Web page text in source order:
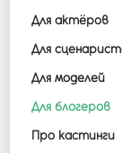
Для актёров
Для
Для моделей
Для блогеров
Про кастинги